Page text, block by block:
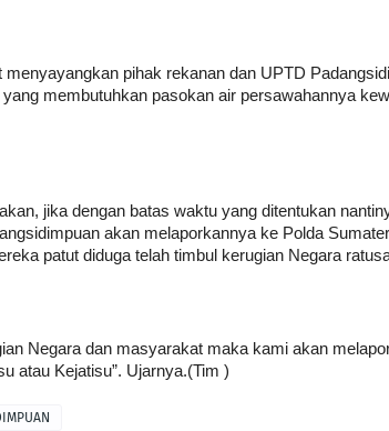
menyayangkan pihak rekanan dan UPTD
membutuhkan pasokan air persawahannya
jika dengan batas waktu yang ditentukan
akan melaporkannya ke Polda
patut diduga telah timbul kerugian Negara
Negara dan masyarakat maka kami akan
atau Kejatisu”. Ujarnya.(Tim )